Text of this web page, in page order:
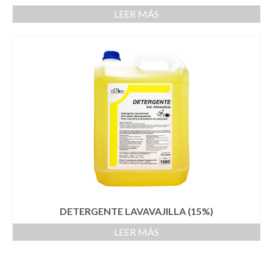
LEER MÁS
DETERGENTE LAVAVAJILLA (15%)
LEER MÁS